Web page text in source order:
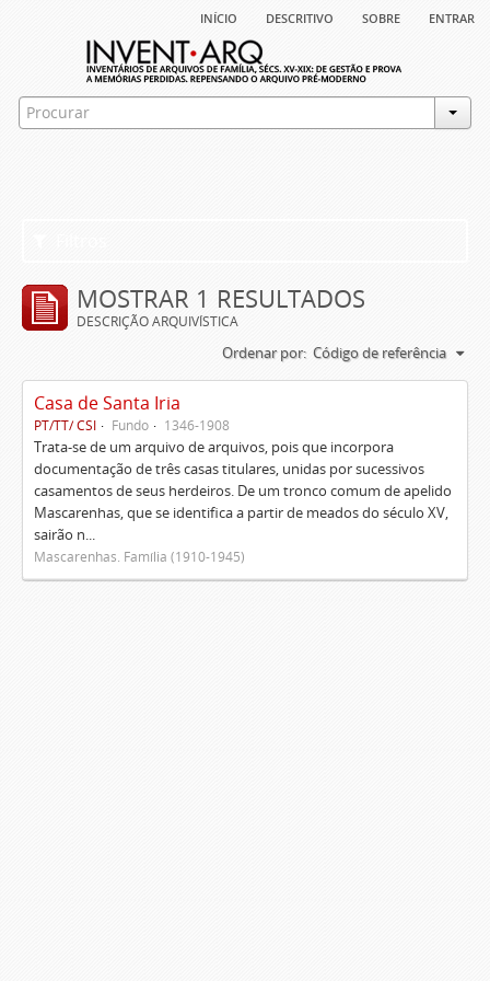
início descritivo sobre entrar
MOSTRAR 1 RESULTADOS
DESCRIÇÃO ARQUIVÍSTICA
Ordenar por: Código de referência
Casa de Santa Iria
PT/TT/ CSI Fundo 1346-1908
Trata-se de um arquivo de arquivos, pois que incorpora
documentação de três casas titulares, unidas por sucessivos
casamentos de seus herdeiros. De um tronco comum de apelido
Mascarenhas, que se identifica a partir de meados do século XV,
sairão n...
Mascarenhas. Família (1910-1945)